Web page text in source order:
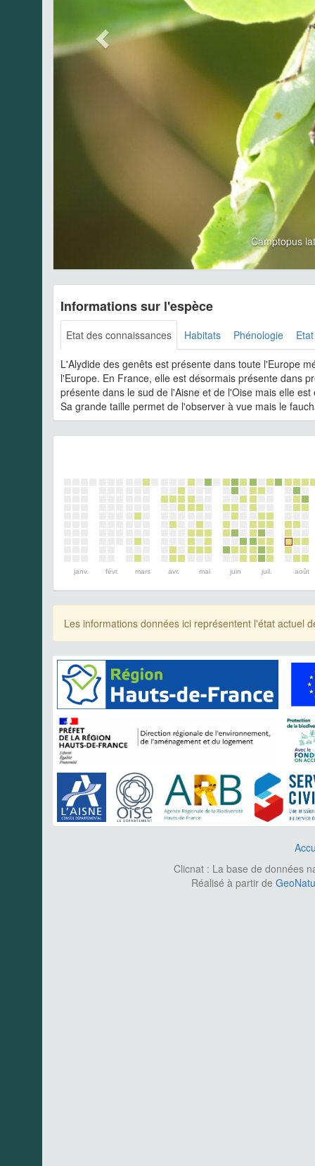
Camptopus
Informations sur l'espèce
Etat des connaissances Habitats Phénologie
L'Alydide des genêts est présente dans toute l'Europe
l'Europe. En France, elle est désormais présente dans
présente dans le sud de l'Aisne et de l'Oise mais elle
Sa grande taille permet de l'observer à vue mais le
janv. févr. mars avr. mai juin juil. août
Les informations données ici représentent l'état actuel
Clicnat : La base de données
Réalisé à partir de